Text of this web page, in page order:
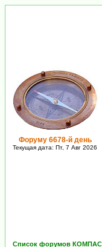
Форуму 6678-й день
Текущая дата: Пт, 7 Авг 2026
Список форумов